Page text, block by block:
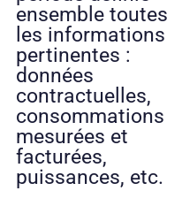
ensemble toutes
les informations
pertinentes :
données
contractuelles,
consommations
mesurées et
facturées,
puissances, etc.